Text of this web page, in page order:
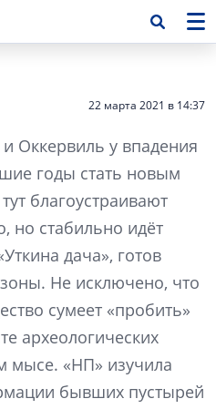
22 марта 2021 в 14:37
Оккервиль у впадения
годы стать новым
благоустраивают
но стабильно идёт
дача», готов
Не исключено, что
сумеет «пробить»
археологических
мысе. «НП» изучила
бывших пустырей